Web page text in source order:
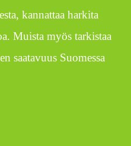
kannattaa harkita
Muista myös tarkistaa
saatavuus Suomessa